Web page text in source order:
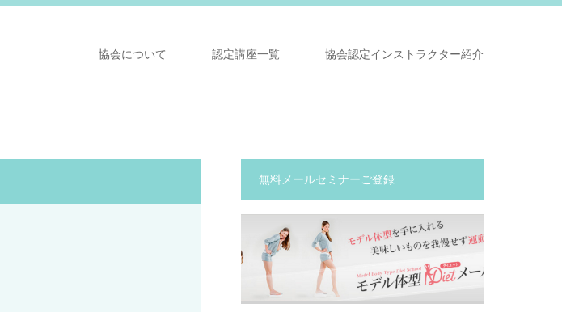
協会について 認定講座一覧 協会認定インストラクター紹介
無料メールセミナーご登録